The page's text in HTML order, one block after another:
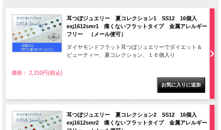
耳つぼジュエリー 夏コレクション1 SS12 16個入
exj1612smr1 痛くないフラットタイプ 金属アレルギー
フリー （メール便可）
ダイヤモンドフラット耳つぼジュエリーでダイエット＆
ビューティー、夏コレクション、１６個入り
価格： 2,310円(税込)
耳つぼジュエリー 夏コレクション2 SS12 16個入
exj1612smr2 痛くないフラットタイプ 金属アレルギー